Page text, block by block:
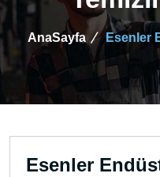
AnaSayfa Esenler
Esenler